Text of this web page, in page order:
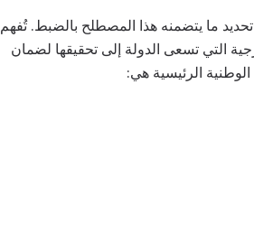
ما يتضمنه هذا المصطلح بالضبط. تُفهم
التي تسعى الدولة إلى تحقيقها لضمان
الرئيسية هي: